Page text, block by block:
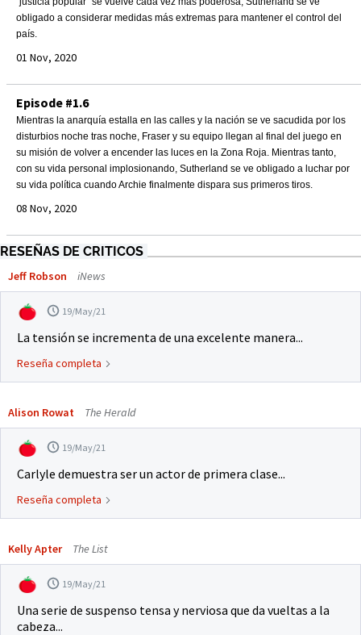
obligado a considerar medidas más extremas para mantener el control del
país.
01 Nov, 2020
Episode #1.6
Mientras la anarquía estalla en las calles y la nación se ve sacudida por los
disturbios noche tras noche, Fraser y su equipo llegan al final del juego en
su misión de volver a encender las luces en la Zona Roja. Mientras tanto,
con su vida personal implosionando, Sutherland se ve obligado a luchar por
su vida política cuando Archie finalmente dispara sus primeros tiros.
08 Nov, 2020
RESEÑAS DE CRITICOS
Jeff Robson iNews
19/May/21
La tensión se incrementa de una excelente manera...
Reseña completa
Alison Rowat The Herald
19/May/21
Carlyle demuestra ser un actor de primera clase...
Reseña completa
Kelly Apter The List
19/May/21
Una serie de suspenso tensa y nerviosa que da vueltas a la
cabeza...